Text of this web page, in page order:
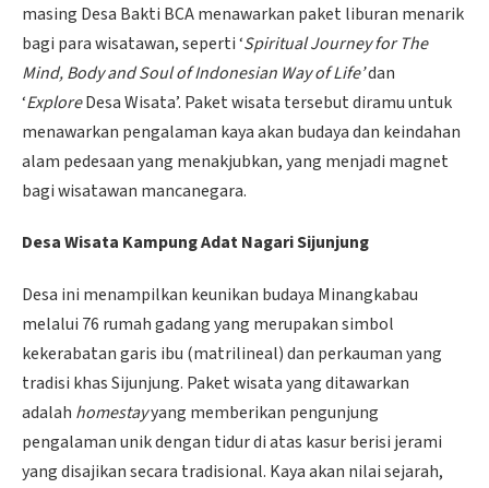
masing Desa Bakti BCA menawarkan paket liburan menarik
bagi para wisatawan, seperti ‘Spiritual Journey for The
Mind, Body and Soul of Indonesian Way of Life’dan
‘ExploreDesa Wisata’. Paket wisata tersebut diramu untuk
menawarkan pengalaman kaya akan budaya dan keindahan
alam pedesaan yang menakjubkan, yang menjadi magnet
bagi wisatawan mancanegara.
Desa Wisata Kampung Adat Nagari Sijunjung
Desa ini menampilkan keunikan budaya Minangkabau
melalui 76 rumah gadang yang merupakan simbol
kekerabatan garis ibu (matrilineal) dan perkauman yang
tradisi khas Sijunjung. Paket wisata yang ditawarkan
adalah homestayyang memberikan pengunjung
pengalaman unik dengan tidur di atas kasur berisi jerami
yang disajikan secara tradisional. Kaya akan nilai sejarah,